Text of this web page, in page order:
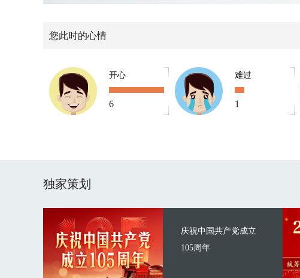
您此时的心情
开心
6
难过
1
独家策划
庆祝中国共产党成立
105周年